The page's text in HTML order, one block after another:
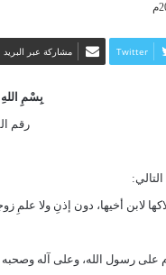
Twitter مشاركة عبر البريد
بِسْمِ
رقم
:
لابن أخيها، دون إذنِ ولا علمِ
على رسول الله، وعلى آله وصحبه